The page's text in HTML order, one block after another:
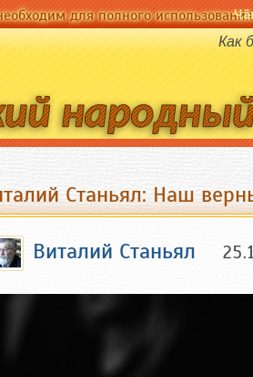
для полного
Как
Станьял: Наш
Виталий Станьял